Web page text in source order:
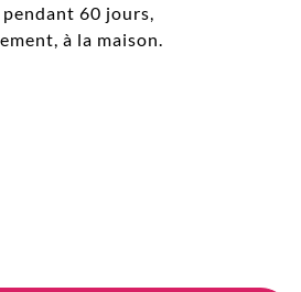
60 jours,
à la maison.